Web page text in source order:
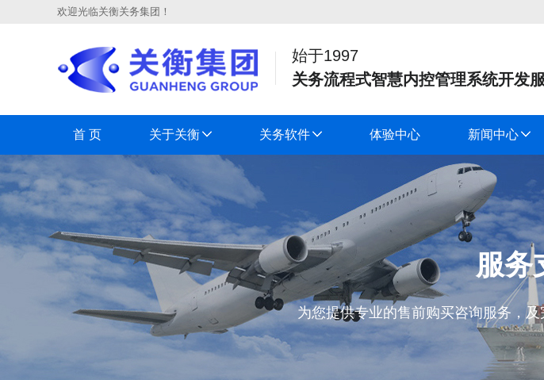
欢迎光临关衡关务集团！
始于1997
关务流程式智慧内控管理系统开发
首 页 关于关衡 关务软件 体验中心 新闻中心
服务
为您提供专业的售前购买咨询服务，